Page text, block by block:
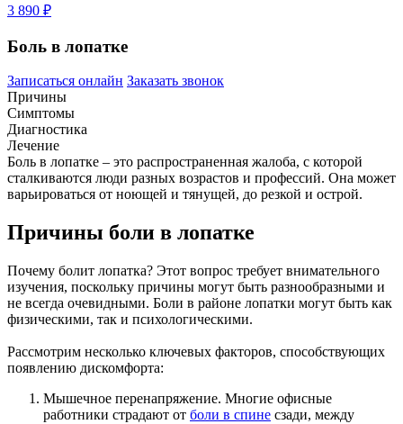
3 890 ₽
Боль в лопатке
Записаться онлайн Заказать звонок
Причины
Симптомы
Диагностика
Лечение
Боль в лопатке – это распространенная жалоба, с которой
сталкиваются люди разных возрастов и профессий. Она может
варьироваться от ноющей и тянущей, до резкой и острой.
Причины боли в лопатке
Почему болит лопатка? Этот вопрос требует внимательного
изучения, поскольку причины могут быть разнообразными и
не всегда очевидными. Боли в районе лопатки могут быть как
физическими, так и психологическими.
Рассмотрим несколько ключевых факторов, способствующих
появлению дискомфорта:
Мышечное перенапряжение. Многие офисные
работники страдают от боли в спине сзади, между